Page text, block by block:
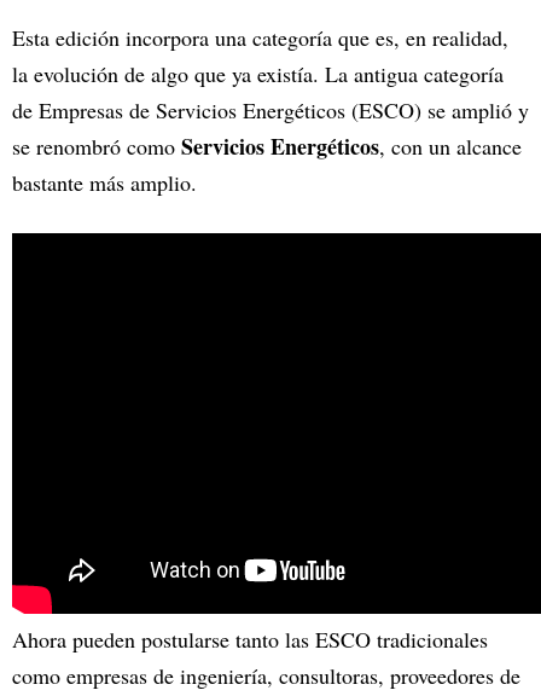
Esta edición incorpora una categoría que es, en realidad,
la evolución de algo que ya existía. La antigua categoría
de Empresas de Servicios Energéticos (ESCO) se amplió y
se renombró como Servicios Energéticos, con un alcance
bastante más amplio.
Ahora pueden postularse tanto las ESCO tradicionales
como empresas de ingeniería, consultoras, proveedores de